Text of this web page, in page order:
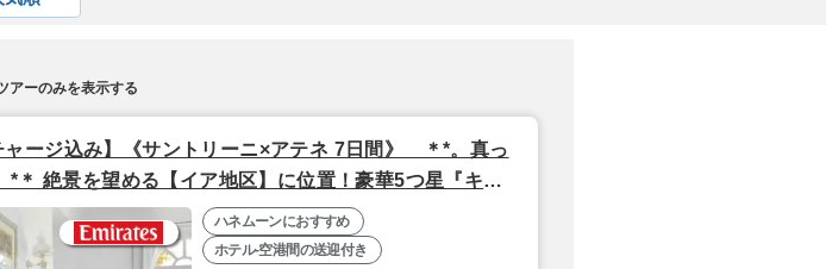
アーのみを表示する
ャージ込み】《サントリーニ×アテネ 7日間》 ＊*。真っ
*＊ 絶景を望める【イア地区】に位置！豪華5つ星『キリ
スパ』⇒屋上レストランが自慢の4つ星『アテネゲー
発】（全区間送迎付き）
ハネムーンにおすすめ
ホテル-空港間の送迎付き